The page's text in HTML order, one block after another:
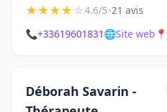
★★★★☆4.6/5•21 avis
📞+33619601831 🌐Site web 📍
Déborah Savarin -